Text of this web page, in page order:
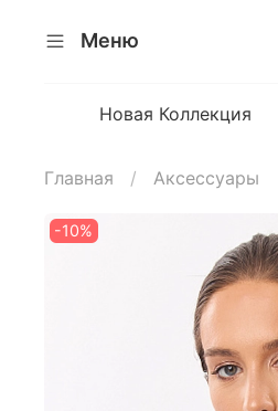
Меню
Новая Коллекция
Главная Аксессуары
-10%